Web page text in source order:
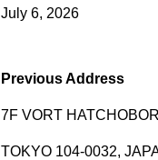
July 6, 2026
Previous Address
7F VORT
TOKYO 104-0032,